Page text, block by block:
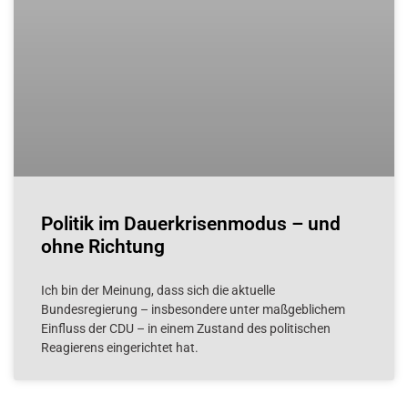
Politik im Dauerkrisenmodus – und
ohne Richtung
Ich bin der Meinung, dass sich die aktuelle
Bundesregierung – insbesondere unter maßgeblichem
Einfluss der CDU – in einem Zustand des politischen
Reagierens eingerichtet hat.